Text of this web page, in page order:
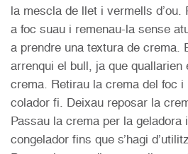
la mescla de llet i vermells d’ou.
a foc suau i remenau-la sense
a prendre una textura de crema.
arrenqui el bull, ja que
crema. Retirau la crema del foc i
colador fi. Deixau reposar la
Passau la crema per la geladora
congelador fins que s’hagi